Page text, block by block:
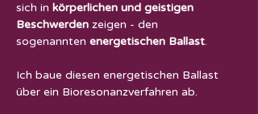
sich in körperlichen und geistigen
Beschwerden zeigen - den
sogenannten energetischen Ballast.
Ich baue diesen energetischen Ballast
über ein Bioresonanzverfahren ab.